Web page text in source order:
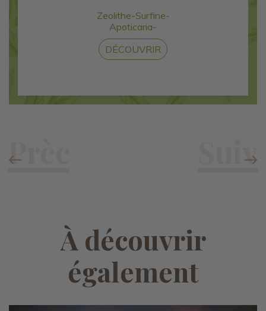
Zeolithe-Surfine-
Apoticaria-
DÉCOUVRIR
À découvrir
également